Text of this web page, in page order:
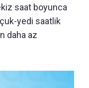
saat boyunca
yedi saatlik
daha az